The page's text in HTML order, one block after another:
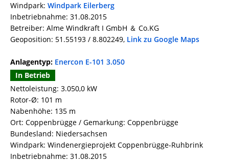
Windpark: Windpark Eilerberg
Inbetriebnahme: 31.08.2015
Betreiber: Alme Windkraft I GmbH ＆ Co.KG
Geoposition: 51.55193 / 8.802249, Link zu Google Maps
Anlagentyp: Enercon E-101 3.050
In Betrieb
Nettoleistung: 3.050,0 kW
Rotor-Ø: 101 m
Nabenhöhe: 135 m
Ort: Coppenbrügge / Gemarkung: Coppenbrügge
Bundesland: Niedersachsen
Windpark: Windenergieprojekt Coppenbrügge-Ruhbrink
Inbetriebnahme: 31.08.2015